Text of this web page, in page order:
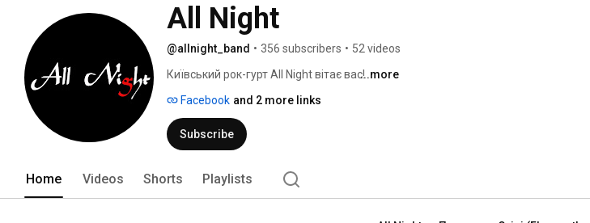
All Night
@allnight_band • 356 subscribers • 52 videos
Київський рок-гурт All Night вітає вас! ...more
Facebook and 2 more links
Subscribe
Home Videos Shorts Playlists